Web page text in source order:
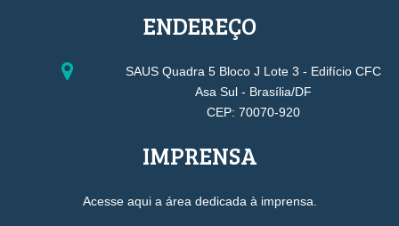
ENDEREÇO
SAUS Quadra 5 Bloco J Lote 3 - Edifício CFC
Asa Sul - Brasília/DF
CEP: 70070-920
IMPRENSA
Acesse aqui a área dedicada à imprensa.